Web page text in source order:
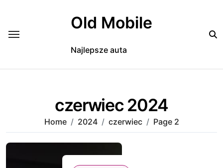
Old Mobile
Najlepsze auta
czerwiec 2024
Home 2024 czerwiec Page 2